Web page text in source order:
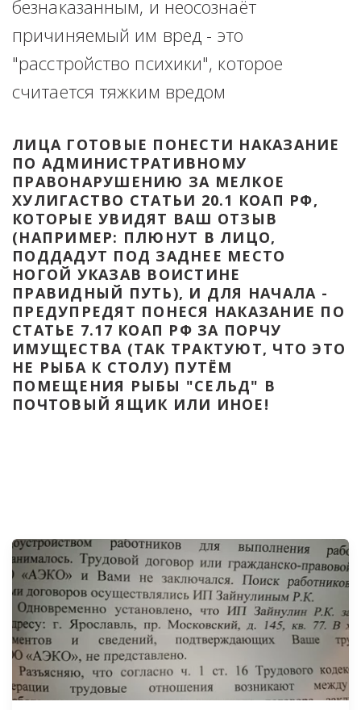
безнаказанным, и неосознаёт
причиняемый им вред - это
"расстройство психики", которое
считается тяжким вредом
ЛИЦА ГОТОВЫЕ ПОНЕСТИ НАКАЗАНИЕ
ПО АДМИНИСТРАТИВНОМУ
ПРАВОНАРУШЕНИЮ ЗА МЕЛКОЕ
ХУЛИГАСТВО СТАТЬИ 20.1 КОАП РФ,
КОТОРЫЕ УВИДЯТ ВАШ ОТЗЫВ
(НАПРИМЕР: ПЛЮНУТ В ЛИЦО,
ПОДДАДУТ ПОД ЗАДНЕЕ МЕСТО
НОГОЙ УКАЗАВ ВОИСТИНЕ
ПРАВИДНЫЙ ПУТЬ), И ДЛЯ НАЧАЛА -
ПРЕДУПРЕДЯТ ПОНЕСЯ НАКАЗАНИЕ ПО
СТАТЬЕ 7.17 КОАП РФ ЗА ПОРЧУ
ИМУЩЕСТВА (ТАК ТРАКТУЮТ, ЧТО ЭТО
НЕ РЫБА К СТОЛУ) ПУТЁМ
ПОМЕЩЕНИЯ РЫБЫ "СЕЛЬД" В
ПОЧТОВЫЙ ЯЩИК ИЛИ ИНОЕ!